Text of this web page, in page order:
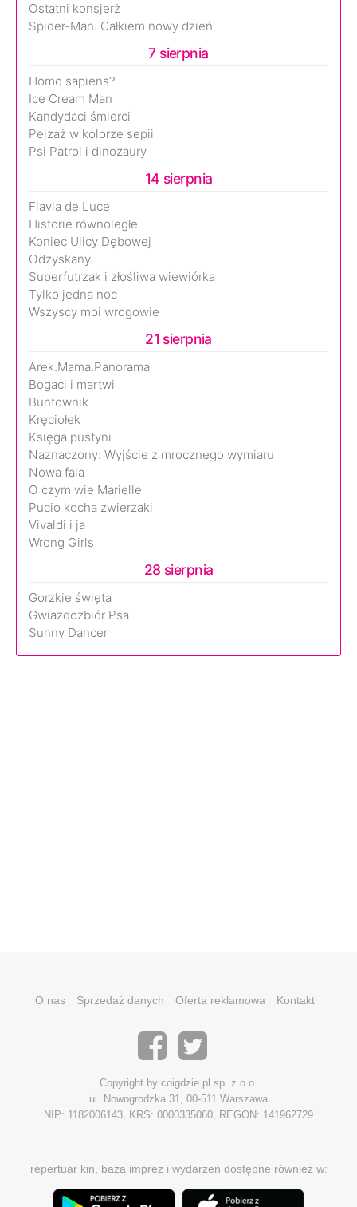
Ostatni konsjerż
Spider-Man. Całkiem nowy dzień
7 sierpnia
Homo sapiens?
Ice Cream Man
Kandydaci śmierci
Pejzaż w kolorze sepii
Psi Patrol i dinozaury
14 sierpnia
Flavia de Luce
Historie równoległe
Koniec Ulicy Dębowej
Odzyskany
Superfutrzak i złośliwa wiewiórka
Tylko jedna noc
Wszyscy moi wrogowie
21 sierpnia
Arek.Mama.Panorama
Bogaci i martwi
Buntownik
Kręciołek
Księga pustyni
Naznaczony: Wyjście z mrocznego wymiaru
Nowa fala
O czym wie Marielle
Pucio kocha zwierzaki
Vivaldi i ja
Wrong Girls
28 sierpnia
Gorzkie święta
Gwiazdozbiór Psa
Sunny Dancer
O nas Sprzedaż danych Oferta reklamowa Kontakt
Copyright by coigdzie.pl sp. z o.o.
ul. Nowogrodzka 31, 00-511 Warszawa
NIP: 1182006143, KRS: 0000335060, REGON: 141962729
repertuar kin, baza imprez i wydarzeń dostępne również w: